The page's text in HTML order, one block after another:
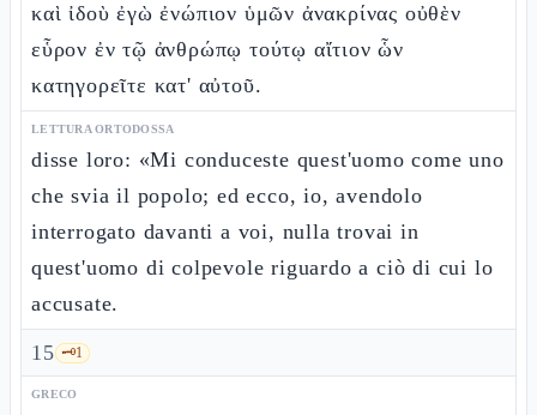
καὶ ἰδοὺ ἐγὼ ἐνώπιον ὑμῶν ἀνακρίνας οὐθὲν
εὗρον ἐν τῷ ἀνθρώπῳ τούτῳ αἴτιον ὧν
κατηγορεῖτε κατ' αὐτοῦ.
LETTURA ORTODOSSA
disse loro: «Mi conduceste quest'uomo come uno
che svia il popolo; ed ecco, io, avendolo
interrogato davanti a voi, nulla trovai in
quest'uomo di colpevole riguardo a ciò di cui lo
accusate.
15 🗝️1
GRECO